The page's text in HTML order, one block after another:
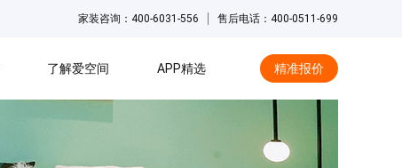
家装咨询：400-6031-556 售后电话：400-0511-699
了解爱空间 APP精选 精准报价